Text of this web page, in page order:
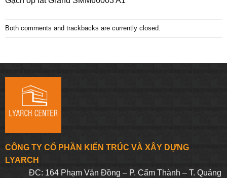
Both comments and trackbacks are currently closed.
CÔNG TY CỔ PHẦN KIẾN TRÚC VÀ XÂY DỰNG
LYARCH
ĐC: 164 Phạm Văn Đồng – P. Cẩm Thành – T. Quảng